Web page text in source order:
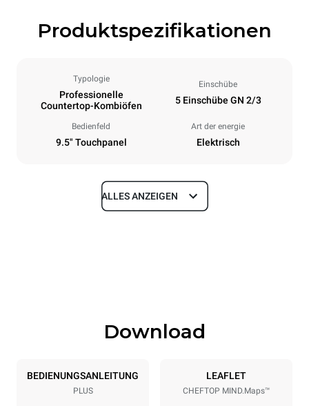
Produktspezifikationen
Typologie
Professionelle
Countertop-Kombiöfen
Einschübe
5 Einschübe GN 2/3
Bedienfeld
9.5" Touchpanel
Art der energie
Elektrisch
Maße
Spezifikationen der behälter
5 GN 2/3
Abstand zwischen den Schalen
ALLES ANZEIGEN
Download
BEDIENUNGSANLEITUNG
PLUS
LEAFLET
CHEFTOP MIND.Maps™